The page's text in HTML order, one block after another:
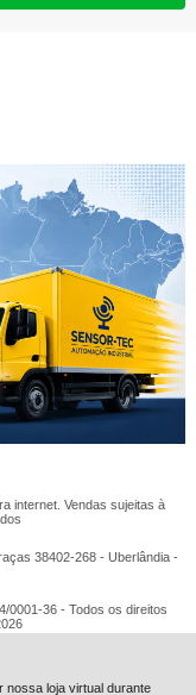
nossa loja virtual durante
internet. Vendas sujeitas à
38402-268 - Uberlândia -
0001-36 - Todos os direitos